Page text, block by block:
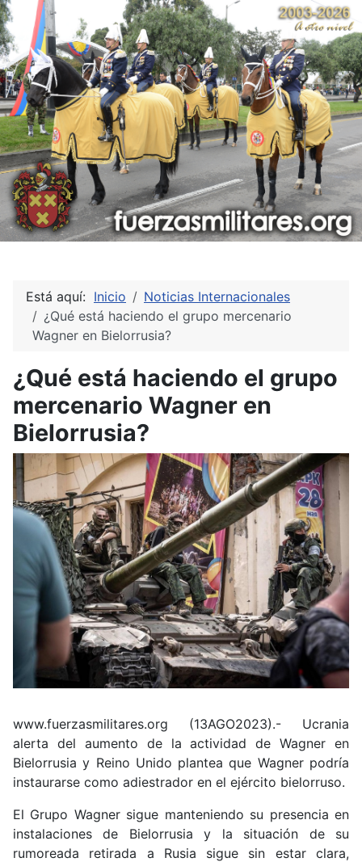
Está aquí: Inicio
Noticias Internacionales
¿Qué está haciendo el grupo mercenario
Wagner en Bielorrusia?
¿Qué está haciendo el grupo
mercenario Wagner en
Bielorrusia?
www.fuerzasmilitares.org (13AGO2023).- Ucrania
alerta del aumento de la actividad de Wagner en
Bielorrusia y Reino Unido plantea que Wagner podría
instaurarse como adiestrador en el ejército bielorruso.
El Grupo Wagner sigue manteniendo su presencia en
instalaciones de Bielorrusia y la situación de su
rumoreada retirada a Rusia sigue sin estar clara,